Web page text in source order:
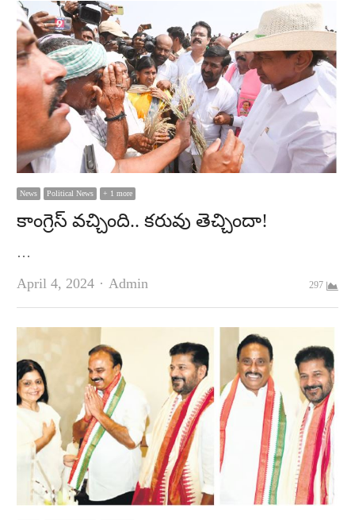
News Political News + 1 more
కాంగ్రెస్‌ వచ్చింది.. కరువు తెచ్చిందా!
…
April 4, 2024
Author
Admin 297